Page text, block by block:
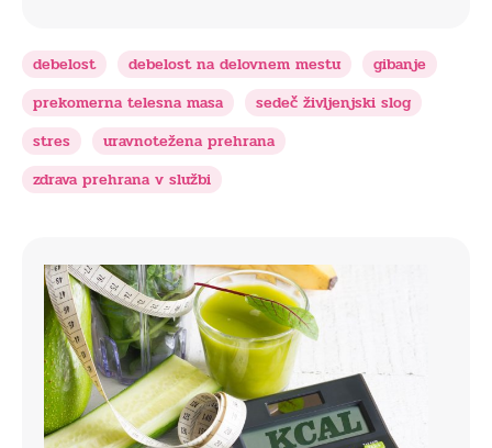
debelost debelost na delovnem mestu
gibanje
prekomerna telesna masa
sedeč življenjski slog
stres
uravnotežena prehrana
zdrava prehrana v službi